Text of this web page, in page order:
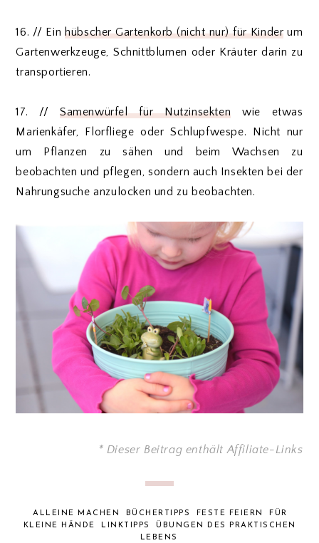
16. // Einhübscher Gartenkorb (nicht nur) für Kinder um
Gartenwerkzeuge, Schnittblumen oder Kräuter darin zu
transportieren.
17. // Samenwürfel für Nutzinsekten wie etwas
Marienkäfer, Florfliege oder Schlupfwespe. Nicht nur
um Pflanzen zu sähen und beim Wachsen zu
beobachten und pflegen, sondern auch Insekten bei der
Nahrungsuche anzulocken und zu beobachten.
* Dieser Beitrag enthält Affiliate-Links
ALLEINE MACHEN BÜCHERTIPPS FESTE FEIERN
FÜR
KLEINE HÄNDE
LINKTIPPS
ÜBUNGEN DES PRAKTISCHEN
LEBENS